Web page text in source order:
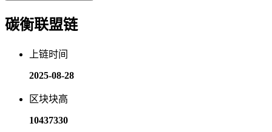
碳衡联盟链
上链时间
2025-08-28
区块块高
10437330